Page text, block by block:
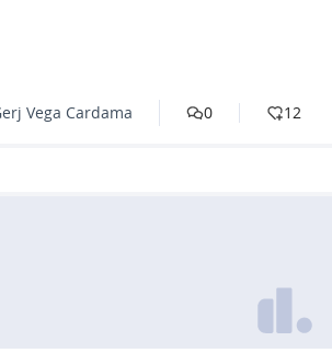
Vega Cardama 0 12